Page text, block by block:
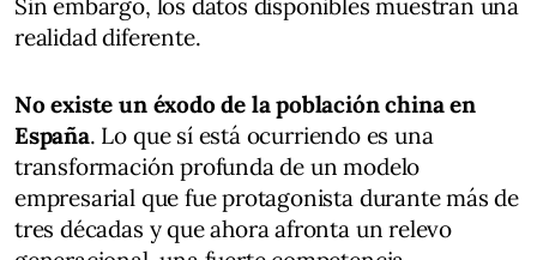
realidad diferente.
No existe un éxodo de la población china en
España. Lo que sí está ocurriendo es una
transformación profunda de un modelo
empresarial que fue protagonista durante más de
tres décadas y que ahora afronta un relevo